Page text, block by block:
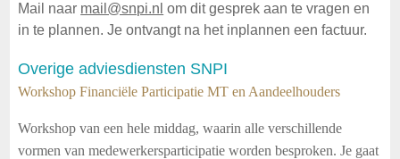
Mail naar mail@snpi.nl om dit gesprek aan te vragen en
in te plannen. Je ontvangt na het inplannen een factuur.
Overige adviesdiensten SNPI
Workshop Financiële Participatie MT en Aandeelhouders
Workshop van een hele middag, waarin alle verschillende
vormen van medewerkersparticipatie worden besproken. Je gaat